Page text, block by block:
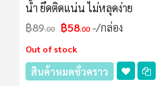
น้ำ ยึดติดแน่น ไม่หลุดง่าย
฿89.00 ฿58.00 /กล่อง
Out of stock
สินค้าหมดชั่วคราว